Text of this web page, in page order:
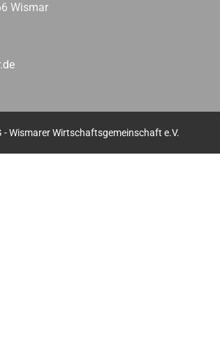
Wismar
- Wismarer Wirtschaftsgemeinschaft e.V.